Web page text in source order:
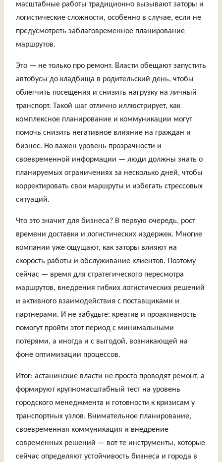
масштабные работы традиционно вызывают заторы и
логистические сложности, особенно в случае, если не
предусмотреть заблаговременное планирование
маршрутов.
Это — не только про ремонт. Власти обещают запустить
автобусы до кладбища в родительский день, чтобы
облегчить посещения и снизить нагрузку на личный
транспорт. Такой шаг отлично иллюстрирует, как
комплексное планирование и коммуникации могут
помочь снизить негативное влияние на граждан и
бизнес. Но важен уровень прозрачности и
своевременной информации — люди должны знать о
планируемых ограничениях за несколько дней, чтобы
корректировать свои маршруты и избегать стрессовых
ситуаций.
Что это значит для бизнеса? В первую очередь, рост
времени доставки и логистических издержек. Многие
компании уже ощущают, как заторы влияют на
скорость работы и обслуживание клиентов. Поэтому
сейчас — время для стратегического пересмотра
маршрутов, внедрения гибких логистических решений
и активного взаимодействия с поставщиками и
партнерами. И не забудьте: креатив и проактивность
помогут пройти этот период с минимальными
потерями, а иногда и с выгодой, возникающей на
фоне оптимизации процессов.
Итог: астанинские власти не просто проводят ремонт, а
формируют крупномасштабный тест на уровень
городского менеджмента и готовности к кризисам у
транспортных узлов. Внимательное планирование,
своевременная коммуникация и внедрение
современных решений — вот те инструменты, которые
сейчас определяют устойчивость бизнеса и города в